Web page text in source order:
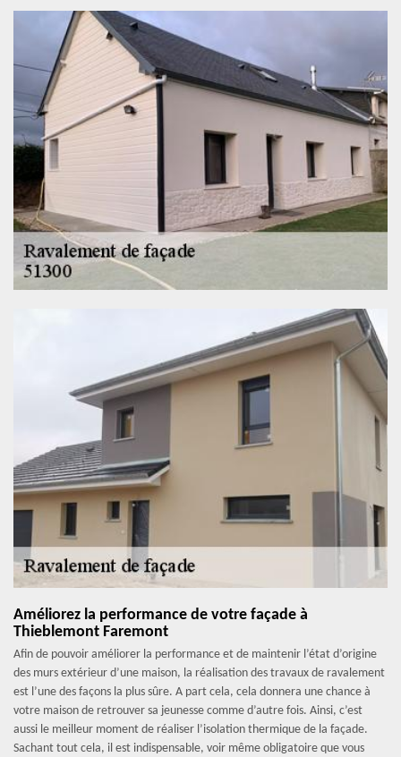
Améliorez la performance de votre façade à
Thieblemont Faremont
Afin de pouvoir améliorer la performance et de maintenir l’état d’origine
des murs extérieur d’une maison, la réalisation des travaux de ravalement
est l’une des façons la plus sûre. A part cela, cela donnera une chance à
votre maison de retrouver sa jeunesse comme d’autre fois. Ainsi, c’est
aussi le meilleur moment de réaliser l’isolation thermique de la façade.
Sachant tout cela, il est indispensable, voir même obligatoire que vous